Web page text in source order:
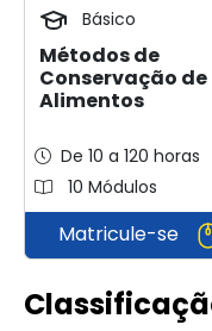
Básico
Métodos de
Conservação de
Alimentos
De 10 a 120 horas
10 Módulos
Matricule-se